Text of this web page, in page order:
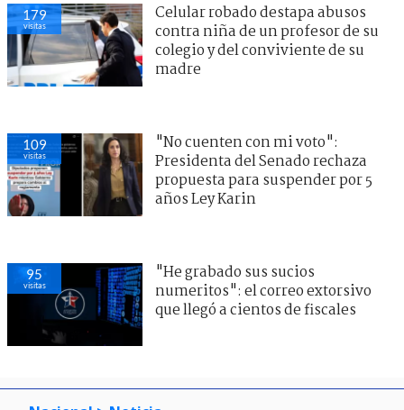
179
visitas
Celular robado destapa abusos
contra niña de un profesor de su
colegio y del conviviente de su
madre
109
visitas
"No cuenten con mi voto":
Presidenta del Senado rechaza
propuesta para suspender por 5
años Ley Karin
95
visitas
"He grabado sus sucios
numeritos": el correo extorsivo
que llegó a cientos de fiscales